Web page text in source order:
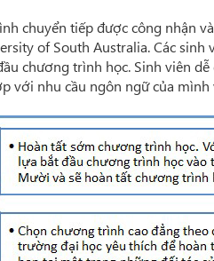
chuyển tiếp được công nhận
of South Australia. Các
chương trình học. Sinh viên
với nhu cầu ngôn ngữ của mình